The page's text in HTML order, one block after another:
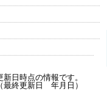
日時点の情報です。
（最終更新日 年月日）